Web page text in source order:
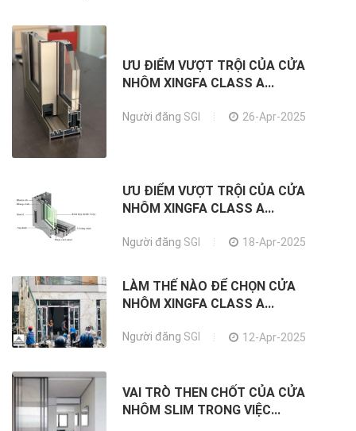
ƯU ĐIỂM VƯỢT TRỘI CỦA CỬA
NHÔM XINGFA CLASS A...
Người đăng SGI 26-Apr-2025
ƯU ĐIỂM VƯỢT TRỘI CỦA CỬA
NHÔM XINGFA CLASS A...
Người đăng SGI 18-Apr-2025
LÀM THẾ NÀO ĐỂ CHỌN CỬA
NHÔM XINGFA CLASS A...
Người đăng SGI 12-Apr-2025
VAI TRÒ THEN CHỐT CỦA CỬA
NHÔM SLIM TRONG VIỆC...